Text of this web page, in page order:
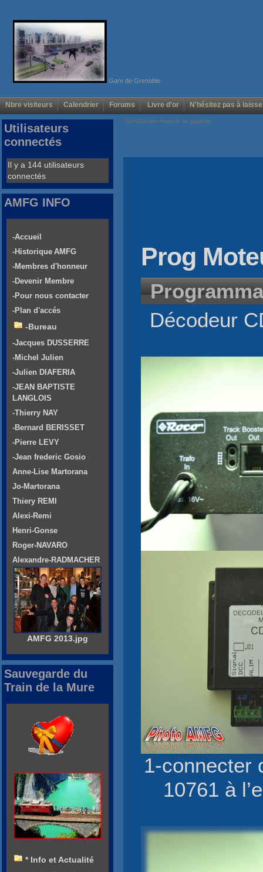
Gare de Grenoble
Nbre visiteurs Calendrier Forums Livre d'or N'hésitez pas à
Voir/Cacher menus de gauche
Prog
Décodeur
1-connecter
10761 à
Utilisateurs
connectés
Il y a 144 utilisateurs
connectés
AMFG INFO
-Accueil
-Historique AMFG
-Membres d'honneur
-Devenir Membre
-Pour nous contacter
-Plan d'accés
-Bureau
-Jacques DUSSERRE
-Michel Julien
-Julien DIAFERIA
-JEAN BAPTISTE
LANGLOIS
-Thierry NAY
-Bernard BERISSET
-Pierre LEVY
-Jean frederic Gosio
Anne-Lise Martorana
Jo-Martorana
Thiery REMI
Alexi-Remi
Henri-Gonse
Roger-NAVARO
Alexandre-RADMACHER
AMFG 2013.jpg
Sauvegarde du
Train de la Mure
* Info et Actualité